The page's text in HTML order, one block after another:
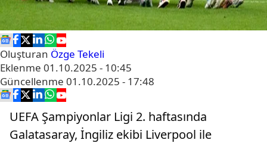
Oluşturan Özge Tekeli
Eklenme 01.10.2025 - 10:45
Güncellenme 01.10.2025 - 17:48
UEFA Şampiyonlar Ligi 2. haftasında
Galatasaray, İngiliz ekibi Liverpool ile